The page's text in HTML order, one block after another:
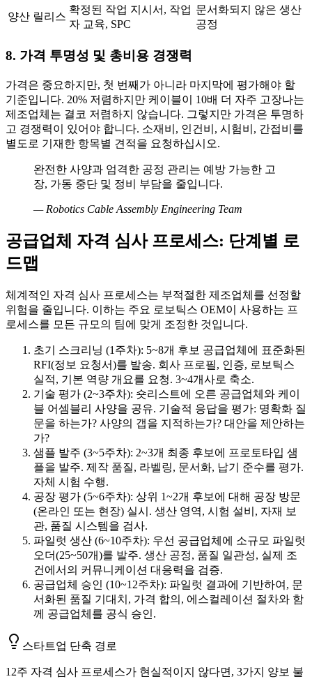
양산 릴리스
확정된 작업 지시서, 작업
자 교육, SPC
문서화되지 않은 생산
공정
8. 가격 투명성 및 총비용 경쟁력
가격은 중요하지만, 첫 번째가 아니라 마지막에 평가해야 할
기준입니다. 20% 저렴하지만 케이블이 10배 더 자주 고장나는
제조업체는 결코 저렴하지 않습니다. 그렇지만 가격은 투명하
고 경쟁력이 있어야 합니다. 소재비, 인건비, 시험비, 간접비를
별도로 기재한 항목별 견적을 요청하십시오.
완전한 사양과 엄격한 공정 관리는 예방 가능한 고
장, 가동 중단 및 정비 부담을 줄입니다.
— Robotics Cable Assembly Engineering Team
공급업체 자격 심사 프로세스: 단계별 로
드맵
체계적인 자격 심사 프로세스는 부적절한 제조업체를 선정할
위험을 줄입니다. 이하는 주요 로보틱스 OEM이 사용하는 프
로세스를 모든 규모의 팀에 맞게 조정한 것입니다.
초기 스크리닝 (1주차): 5~8개 후보 공급업체에 표준화된
RFI(정보 요청서)를 발송. 회사 프로필, 인증, 로보틱스
실적, 기본 역량 개요를 요청. 3~4개사로 축소.
기술 평가 (2~3주차): 숏리스트에 오른 공급업체와 케이
블 어셈블리 사양을 공유. 기술적 응답을 평가: 명확화 질
문을 하는가? 사양의 갭을 지적하는가? 대안을 제안하는
가?
샘플 발주 (3~5주차): 2~3개 최종 후보에 프로토타입 샘
플을 발주. 제작 품질, 라벨링, 문서화, 납기 준수를 평가.
자체 시험 수행.
공장 평가 (5~6주차): 상위 1~2개 후보에 대해 공장 방문
(온라인 또는 현장) 실시. 생산 영역, 시험 설비, 자재 보
관, 품질 시스템을 검사.
파일럿 생산 (6~10주차): 우선 공급업체에 소규모 파일럿
오더(25~50개)를 발주. 생산 공정, 품질 일관성, 실제 조
건에서의 커뮤니케이션 대응력을 검증.
공급업체 승인 (10~12주차): 파일럿 결과에 기반하여, 문
서화된 품질 기대치, 가격 합의, 에스컬레이션 절차와 함
께 공급업체를 공식 승인.
스타트업 단축 경로
12주 자격 심사 프로세스가 현실적이지 않다면, 3가지 양보 불